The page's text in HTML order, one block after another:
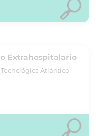
Extrahospitalario
Atlántico-